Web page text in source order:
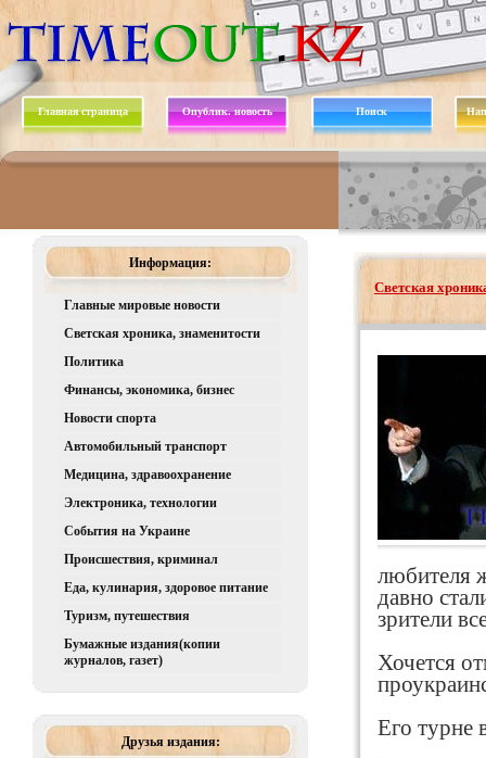
Главная страница Опублик. новость Поиск
Информация:
Главные мировые новости
Светская хроника, знаменитости
Политика
Финансы, экономика, бизнес
Новости спорта
Автомобильный транспорт
Медицина, здравоохранение
Электроника, технологии
События на Украине
Происшествия, криминал
Еда, кулинария, здоровое питание
Туризм, путешествия
Бумажные издания(копии
журналов, газет)
Друзья издания:
Светская
любителя
давно
зрители
Хочется
Его турне